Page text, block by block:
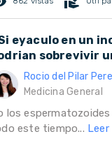
eyaculo en un
sobrevivir
Rocio del Pilar
Medicina General
los
este tiempo... Leer